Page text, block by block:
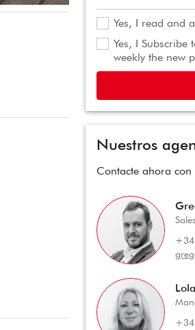
Yes, I read and
Yes, I Subscribe
weekly the new
Nuestros
Contacte ahora
+34
+34